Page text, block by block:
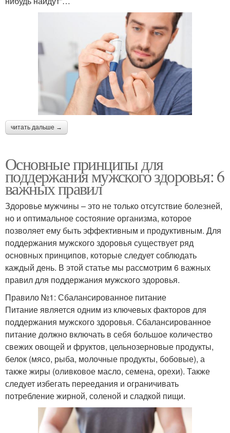
читать дальше →
Основные принципы для
поддержания мужского здоровья: 6
важных правил
Здоровье мужчины – это не только отсутствие болезней,
но и оптимальное состояние организма, которое
позволяет ему быть эффективным и продуктивным. Для
поддержания мужского здоровья существует ряд
основных принципов, которые следует соблюдать
каждый день. В этой статье мы рассмотрим 6 важных
правил для поддержания мужского здоровья.
Правило №1: Сбалансированное питание
Питание является одним из ключевых факторов для
поддержания мужского здоровья. Сбалансированное
питание должно включать в себя большое количество
свежих овощей и фруктов, цельнозерновые продукты,
белок (мясо, рыба, молочные продукты, бобовые), а
также жиры (оливковое масло, семена, орехи). Также
следует избегать переедания и ограничивать
потребление жирной, соленой и сладкой пищи.